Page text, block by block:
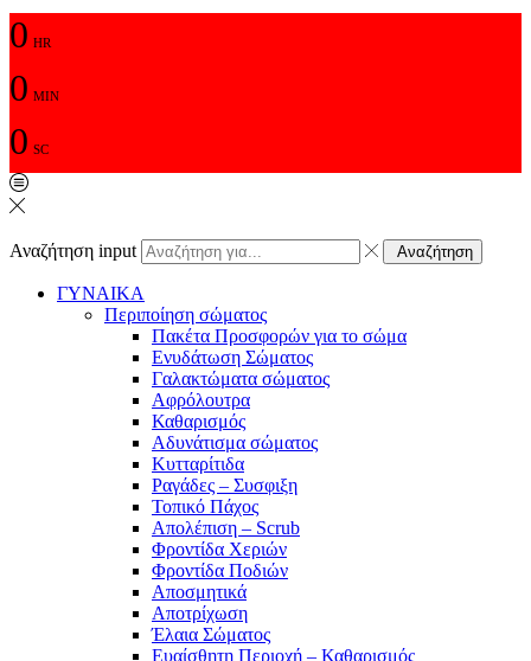
0 HR
0 MIN
0 SC
Αναζήτηση input Αναζήτηση
ΓΥΝΑΙΚΑ
Περιποίηση σώματος
Πακέτα Προσφορών για το σώμα
Ενυδάτωση Σώματος
Γαλακτώματα σώματος
Αφρόλουτρα
Καθαρισμός
Αδυνάτισμα σώματος
Κυτταρίτιδα
Ραγάδες – Συσφιξη
Τοπικό Πάχος
Απολέπιση – Scrub
Φροντίδα Χεριών
Φροντίδα Ποδιών
Αποσμητικά
Αποτρίχωση
Έλαια Σώματος
Ευαίσθητη Περιοχή – Καθαρισμός